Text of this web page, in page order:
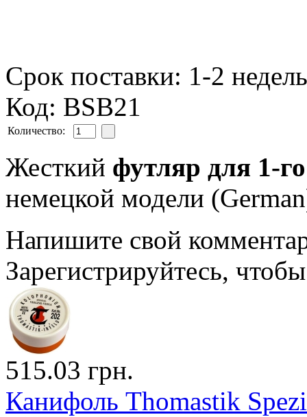
Срок поставки: 1-2 недель
Код: BSB21
Количество:
Жесткий футляр для 1-
немецкой модели
Напишите свой
Зарегистрируйтесь,
515.03 грн.
Канифоль Thomastik